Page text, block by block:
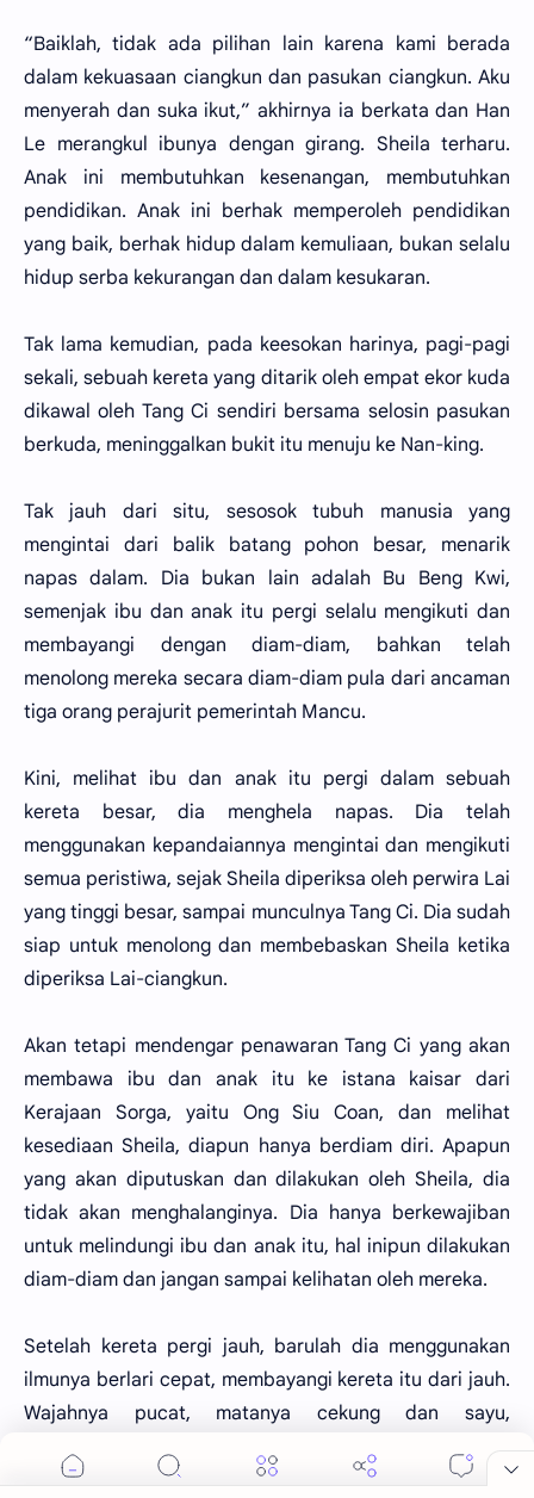
“Baiklah, tidak ada pilihan lain karena kami berada
dalam kekuasaan ciangkun dan pasukan ciangkun. Aku
menyerah dan suka ikut,” akhirnya ia berkata dan Han
Le merangkul ibunya dengan girang. Sheila terharu.
Anak ini membutuhkan kesenangan, membutuhkan
pendidikan. Anak ini berhak memperoleh pendidikan
yang baik, berhak hidup dalam kemuliaan, bukan selalu
hidup serba kekurangan dan dalam kesukaran.
Tak lama kemudian, pada keesokan harinya, pagi-pagi
sekali, sebuah kereta yang ditarik oleh empat ekor kuda
dikawal oleh Tang Ci sendiri bersama selosin pasukan
berkuda, meninggalkan bukit itu menuju ke Nan-king.
Tak jauh dari situ, sesosok tubuh manusia yang
mengintai dari balik batang pohon besar, menarik
napas dalam. Dia bukan lain adalah Bu Beng Kwi,
semenjak ibu dan anak itu pergi selalu mengikuti dan
membayangi dengan diam-diam, bahkan telah
menolong mereka secara diam-diam pula dari ancaman
tiga orang perajurit pemerintah Mancu.
Kini, melihat ibu dan anak itu pergi dalam sebuah
kereta besar, dia menghela napas. Dia telah
menggunakan kepandaiannya mengintai dan mengikuti
semua peristiwa, sejak Sheila diperiksa oleh perwira Lai
yang tinggi besar, sampai munculnya Tang Ci. Dia sudah
siap untuk menolong dan membebaskan Sheila ketika
diperiksa Lai-ciangkun.
Akan tetapi mendengar penawaran Tang Ci yang akan
membawa ibu dan anak itu ke istana kaisar dari
Kerajaan Sorga, yaitu Ong Siu Coan, dan melihat
kesediaan Sheila, diapun hanya berdiam diri. Apapun
yang akan diputuskan dan dilakukan oleh Sheila, dia
tidak akan menghalanginya. Dia hanya berkewajiban
untuk melindungi ibu dan anak itu, hal inipun dilakukan
diam-diam dan jangan sampai kelihatan oleh mereka.
Setelah kereta pergi jauh, barulah dia menggunakan
ilmunya berlari cepat, membayangi kereta itu dari jauh.
Wajahnya pucat, matanya cekung dan sayu,
membayangkan kekosongan hatinya, kosong dan sunyi,
kehidupan seperti sudah mati baginya setelah ibu dan